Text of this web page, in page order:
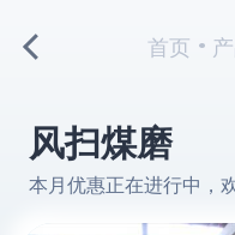
首页
风扫煤磨
本月优惠正在进行中，